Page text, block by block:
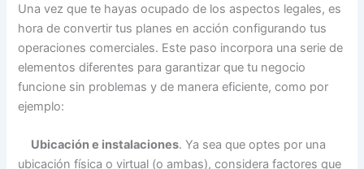
Una vez que te hayas ocupado de los aspectos legales, es
hora de convertir tus planes en acción configurando tus
operaciones comerciales. Este paso incorpora una serie de
elementos diferentes para garantizar que tu negocio
funcione sin problemas y de manera eficiente, como por
ejemplo:
Ubicación e instalaciones. Ya sea que optes por una
ubicación física o virtual (o ambas), considera factores que